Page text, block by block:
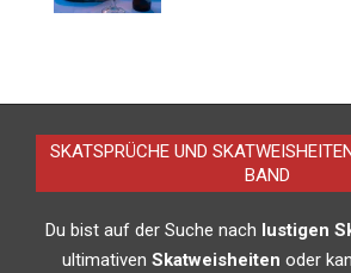
SKATSPRÜCHE UND
BAND
Du bist auf der Suche nach lustigen
ultimativen Skatweisheiten oder